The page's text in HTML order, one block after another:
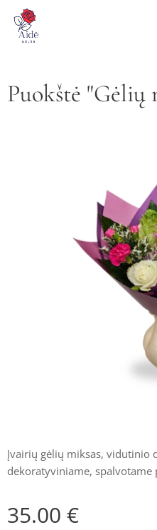
Puokštė "Gėlių
Įvairių gėlių miksas, vidutinio
dekoratyviniame, spalvotame
35.00 €